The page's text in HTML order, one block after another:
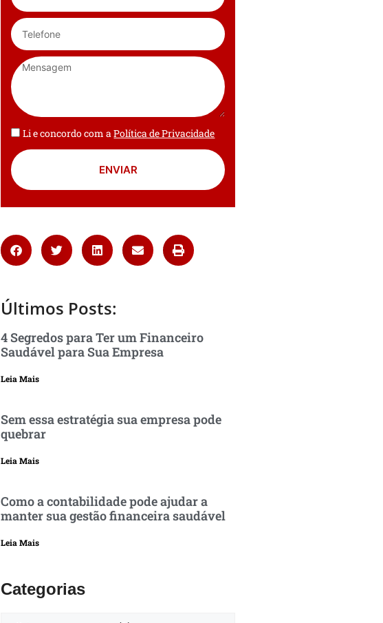
Li e concordo com aPolítica de Privacidade
ENVIAR
Últimos Posts:
4 Segredos para Ter um Financeiro
Saudável para Sua Empresa
Leia Mais
Sem essa estratégia sua empresa pode
quebrar
Leia Mais
Como a contabilidade pode ajudar a
manter sua gestão financeira saudável
Leia Mais
Categorias